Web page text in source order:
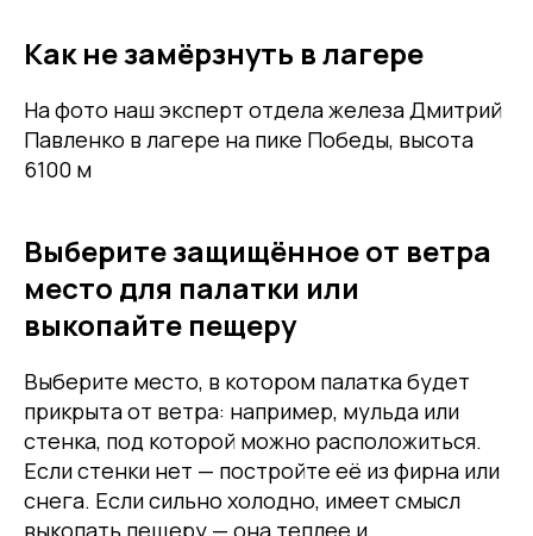
Как не замёрзнуть в лагере
На фото наш эксперт отдела железа Дмитрий
Павленко в лагере на пике Победы, высота
6100 м
Выберите защищённое от ветра
место для палатки или
выкопайте пещеру
Выберите место, в котором палатка будет
прикрыта от ветра: например, мульда или
стенка, под которой можно расположиться.
Если стенки нет — постройте её из фирна или
снега. Если сильно холодно, имеет смысл
выкопать пещеру — она теплее и